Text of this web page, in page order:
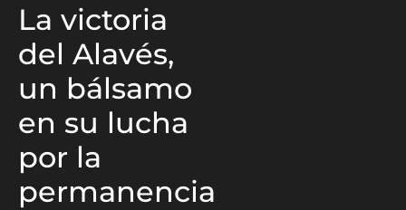
La victoria
del Alavés,
un bálsamo
en su lucha
por la
permanencia